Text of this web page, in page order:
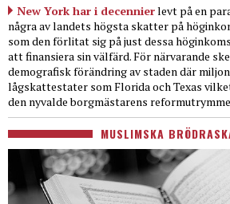
New York har i decennierlevt på en
några av landets högsta skatter på
som den förlitat sig på just dessa
att finansiera sin välfärd. För närvarande
demografisk förändring av staden där
lågskattestater som Florida och Texas
den nyvalde borgmästarens
MUSLIMSKA